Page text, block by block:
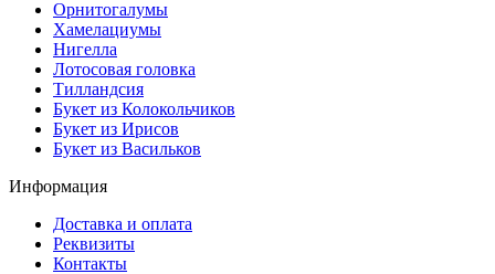
Орнитогалумы
Хамелациумы
Нигелла
Лотосовая головка
Тилландсия
Букет из Колокольчиков
Букет из Ирисов
Букет из Васильков
Информация
Доставка и оплата
Реквизиты
Контакты